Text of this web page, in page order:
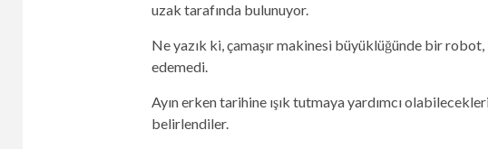
uzak tarafında bulunuyor.
Ne yazık ki, çamaşır makinesi büyüklüğünde bir
edemedi.
Ayın erken tarihine ışık tutmaya yardımcı
belirlendiler.